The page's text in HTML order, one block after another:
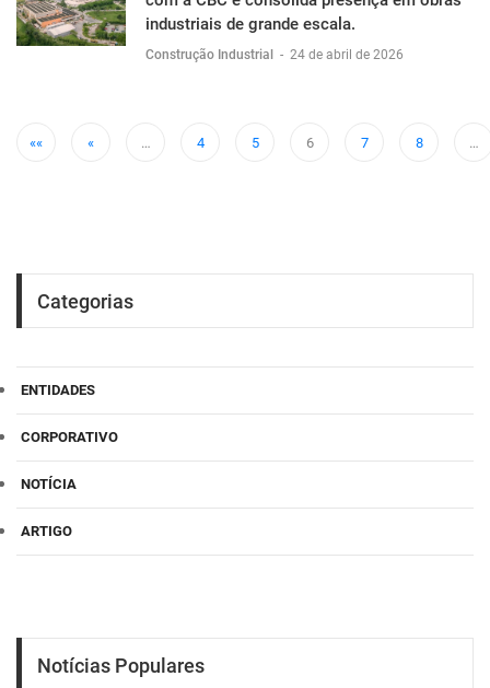
industriais de grande escala.
Construção Industrial - 24 de abril de 2026
«« « … 4 5 6 7 8 …
Categorias
ENTIDADES
CORPORATIVO
NOTÍCIA
ARTIGO
Notícias Populares